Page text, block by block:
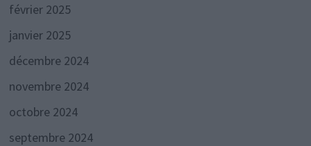
février 2025
janvier 2025
décembre 2024
novembre 2024
octobre 2024
septembre 2024